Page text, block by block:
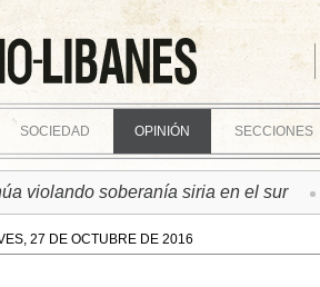
SOCIEDAD OPINIÓN SECCIONES
soberanía siria en el sur
27 DE OCTUBRE DE 2016